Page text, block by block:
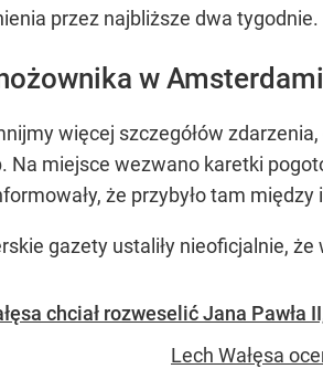
przez najbliższe dwa tygodnie.
w
więcej szczegółów
Na miejsce wezwano karetki
że przybyło tam
gazety ustaliły nieoficjalnie, że
chciał rozweselić Jana Pawła
Lech Wałęsa